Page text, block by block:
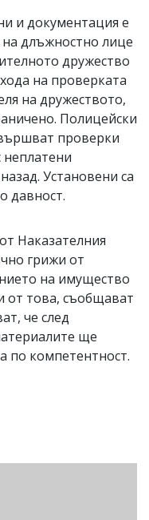
и документация е
на длъжностно лице
дружество
на проверката
на дружеството,
Полицейски
проверки
неплатени
Установени са
давност.
Наказателния
грижи от
на имущество
от това, съобщават
че след
ще
по компетентност.